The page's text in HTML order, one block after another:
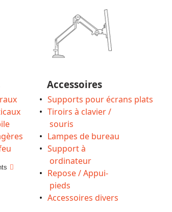
Accessoires
Supports pour écrans plats
Tiroirs à clavier /
souris
Lampes de bureau
Support à
ordinateur
Repose / Appui-
pieds
Accessoires divers